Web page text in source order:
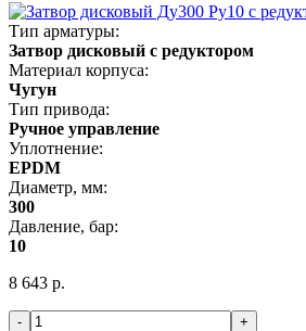
Тип арматуры:
Затвор дисковый с редуктором
Материал корпуса:
Чугун
Тип привода:
Ручное управление
Уплотнение:
EPDM
Диаметр, мм:
300
Давление, бар:
10
8 643 р.
- +